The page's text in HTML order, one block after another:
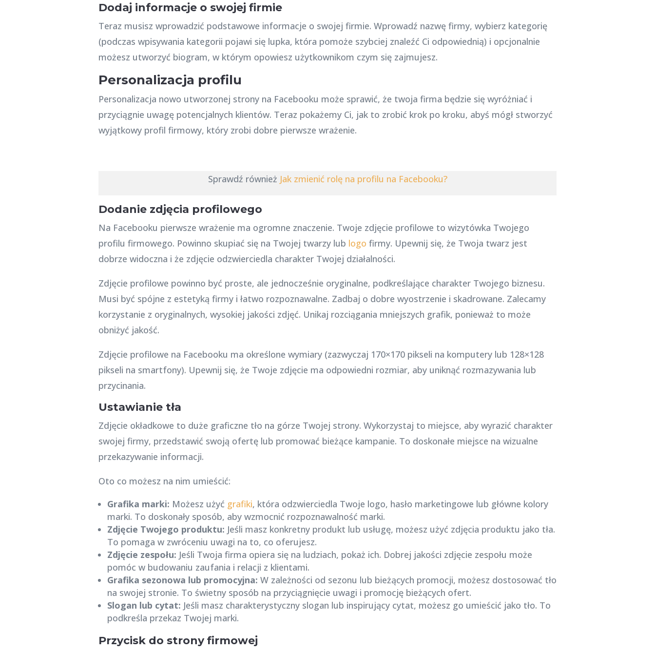
Dodaj informacje o swojej firmie
Teraz musisz wprowadzić podstawowe informacje o swojej firmie. Wprowadź nazwę firmy, wybierz kategorię
(podczas wpisywania kategorii pojawi się lupka, która pomoże szybciej znaleźć Ci odpowiednią) i opcjonalnie
możesz utworzyć biogram, w którym opowiesz użytkownikom czym się zajmujesz.
Personalizacja profilu
Personalizacja nowo utworzonej strony na Facebooku może sprawić, że twoja firma będzie się wyróżniać i
przyciągnie uwagę potencjalnych klientów. Teraz pokażemy Ci, jak to zrobić krok po kroku, abyś mógł stworzyć
wyjątkowy profil firmowy, który zrobi dobre pierwsze wrażenie.
Sprawdź również Jak zmienić rolę na profilu na Facebooku?
Dodanie zdjęcia profilowego
Na Facebooku pierwsze wrażenie ma ogromne znaczenie. Twoje zdjęcie profilowe to wizytówka Twojego
profilu firmowego. Powinno skupiać się na Twojej twarzy lub logo firmy. Upewnij się, że Twoja twarz jest
dobrze widoczna i że zdjęcie odzwierciedla charakter Twojej działalności.
Zdjęcie profilowe powinno być proste, ale jednocześnie oryginalne, podkreślające charakter Twojego biznesu.
Musi być spójne z estetyką firmy i łatwo rozpoznawalne. Zadbaj o dobre wyostrzenie i skadrowane. Zalecamy
korzystanie z oryginalnych, wysokiej jakości zdjęć. Unikaj rozciągania mniejszych grafik, ponieważ to może
obniżyć jakość.
Zdjęcie profilowe na Facebooku ma określone wymiary (zazwyczaj 170×170 pikseli na komputery lub 128×128
pikseli na smartfony). Upewnij się, że Twoje zdjęcie ma odpowiedni rozmiar, aby uniknąć rozmazywania lub
przycinania.
Ustawianie tła
Zdjęcie okładkowe to duże graficzne tło na górze Twojej strony. Wykorzystaj to miejsce, aby wyrazić charakter
swojej firmy, przedstawić swoją ofertę lub promować bieżące kampanie. To doskonałe miejsce na wizualne
przekazywanie informacji.
Oto co możesz na nim umieścić:
Grafika marki: Możesz użyć grafiki, która odzwierciedla Twoje logo, hasło marketingowe lub główne kolory
marki. To doskonały sposób, aby wzmocnić rozpoznawalność marki.
Zdjęcie Twojego produktu: Jeśli masz konkretny produkt lub usługę, możesz użyć zdjęcia produktu jako tła.
To pomaga w zwróceniu uwagi na to, co oferujesz.
Zdjęcie zespołu: Jeśli Twoja firma opiera się na ludziach, pokaż ich. Dobrej jakości zdjęcie zespołu może
pomóc w budowaniu zaufania i relacji z klientami.
Grafika sezonowa lub promocyjna: W zależności od sezonu lub bieżących promocji, możesz dostosować tło
na swojej stronie. To świetny sposób na przyciągnięcie uwagi i promocję bieżących ofert.
Slogan lub cytat: Jeśli masz charakterystyczny slogan lub inspirujący cytat, możesz go umieścić jako tło. To
podkreśla przekaz Twojej marki.
Przycisk do strony firmowej